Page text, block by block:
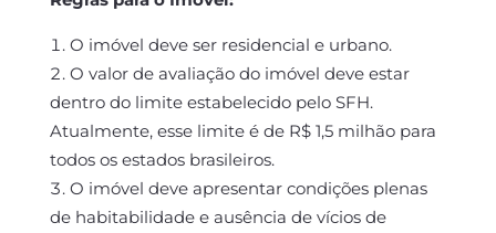
O imóvel deve ser residencial e urbano.
O valor de avaliação do imóvel deve estar
dentro do limite estabelecido pelo SFH.
Atualmente, esse limite é de R$ 1,5 milhão para
todos os estados brasileiros.
O imóvel deve apresentar condições plenas
de habitabilidade e ausência de vícios de